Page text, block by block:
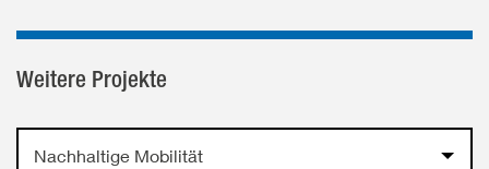
Weitere Projekte
Nachhaltige Mobilität